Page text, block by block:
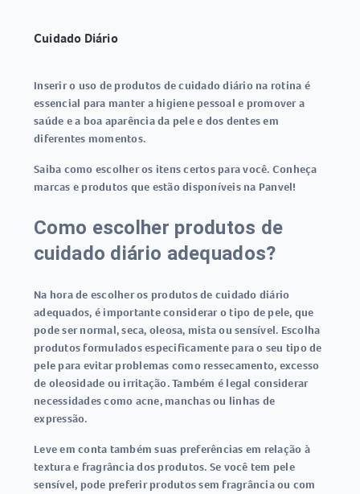
Cuidado Diário
Inserir o uso de produtos de cuidado diário na rotina é
essencial para manter a higiene pessoal e promover a
saúde e a boa aparência da pele e dos dentes em
diferentes momentos.
Saiba como escolher os itens certos para você. Conheça
marcas e produtos que estão disponíveis na Panvel!
Como escolher produtos de
cuidado diário adequados?
Na hora de escolher os produtos de cuidado diário
adequados, é importante considerar o tipo de pele, que
pode ser normal, seca, oleosa, mista ou sensível. Escolha
produtos formulados especificamente para o seu tipo de
pele para evitar problemas como ressecamento, excesso
de oleosidade ou irritação. Também é legal considerar
necessidades como acne, manchas ou linhas de
expressão.
Leve em conta também suas preferências em relação à
textura e fragrância dos produtos. Se você tem pele
sensível, pode preferir produtos sem fragrância ou com